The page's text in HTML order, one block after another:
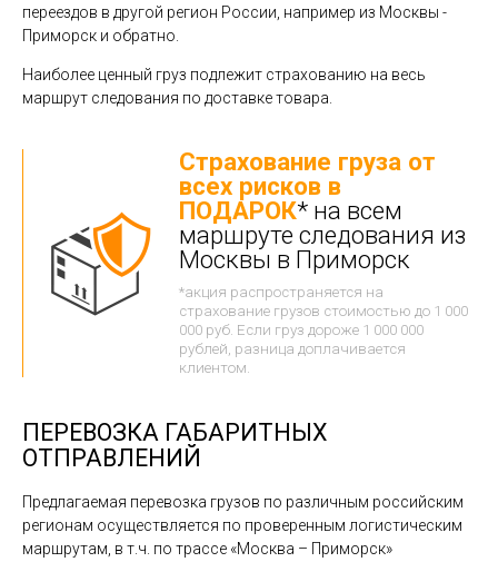
переездов в другой регион России, например из Москвы -
Приморск и обратно.
Наиболее ценный груз подлежит страхованию на весь
маршрут следования по доставке товара.
Страхование груза от
всех рисков в
ПОДАРОК* на всем
маршруте следования из
Москвы в Приморск
*акция распространяется на
страхование грузов стоимостью до 1 000
000 руб. Если груз дороже 1 000 000
рублей, разница доплачивается
клиентом.
ПЕРЕВОЗКА ГАБАРИТНЫХ
ОТПРАВЛЕНИЙ
Предлагаемая перевозка грузов по различным российским
регионам осуществляется по проверенным логистическим
маршрутам, в т.ч. по трассе «Москва – Приморск»